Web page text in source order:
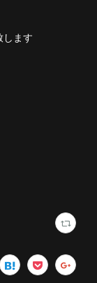
ます